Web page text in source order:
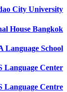
City University
House Bangkok
Language School
Language Center
Language Centre